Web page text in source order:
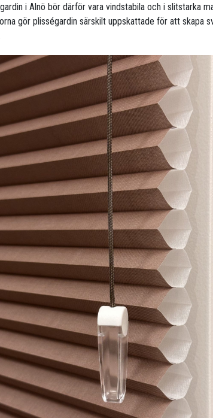
i Alnö bör därför vara vindstabila och i slitstarka
gör plisségardin särskilt uppskattade för att skapa